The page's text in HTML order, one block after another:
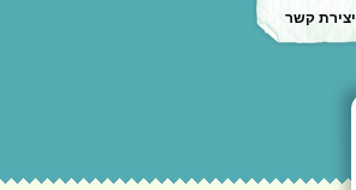
יצירת קשר